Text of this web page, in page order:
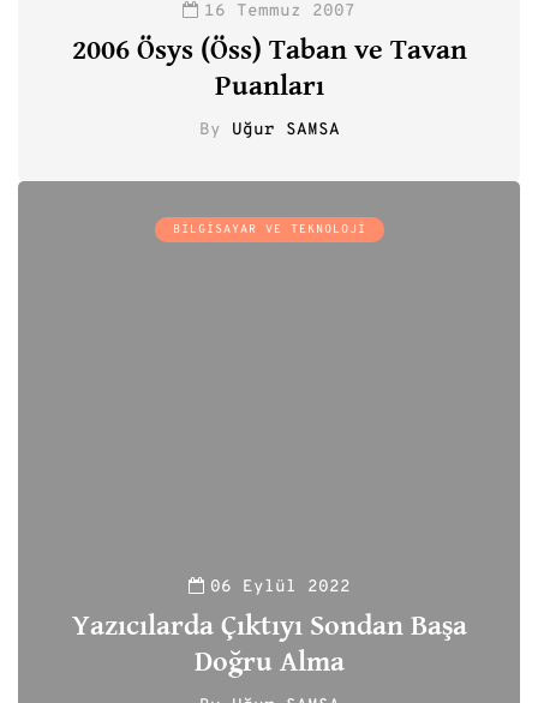
16 Temmuz 2007
2006 Ösys (Öss) Taban ve Tavan
Puanları
By Uğur SAMSA
BILGISAYAR VE TEKNOLOJI
06 Eylül 2022
Yazıcılarda Çıktıyı Sondan Başa
Doğru Alma